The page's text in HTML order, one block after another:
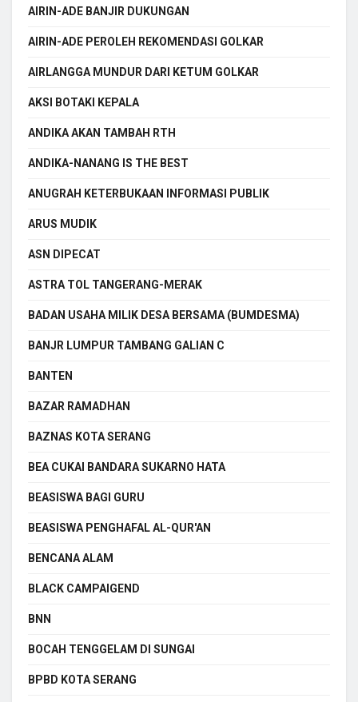
AIRIN-ADE BANJIR DUKUNGAN
AIRIN-ADE PEROLEH REKOMENDASI GOLKAR
AIRLANGGA MUNDUR DARI KETUM GOLKAR
AKSI BOTAKI KEPALA
ANDIKA AKAN TAMBAH RTH
ANDIKA-NANANG IS THE BEST
ANUGRAH KETERBUKAAN INFORMASI PUBLIK
ARUS MUDIK
ASN DIPECAT
ASTRA TOL TANGERANG-MERAK
BADAN USAHA MILIK DESA BERSAMA (BUMDESMA)
BANJR LUMPUR TAMBANG GALIAN C
BANTEN
BAZAR RAMADHAN
BAZNAS KOTA SERANG
BEA CUKAI BANDARA SUKARNO HATA
BEASISWA BAGI GURU
BEASISWA PENGHAFAL AL-QUR'AN
BENCANA ALAM
BLACK CAMPAIGEND
BNN
BOCAH TENGGELAM DI SUNGAI
BPBD KOTA SERANG